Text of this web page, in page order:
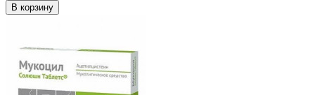
В корзину